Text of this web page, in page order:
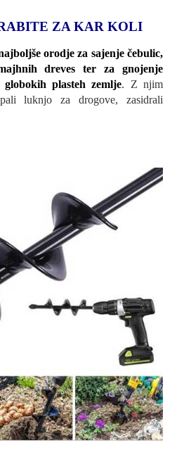
ZA KAR KOLI
orodje za sajenje čebulic,
dreves ter za gnojenje
plasteh zemlje. Z njim
luknjo za drogove, zasidrali